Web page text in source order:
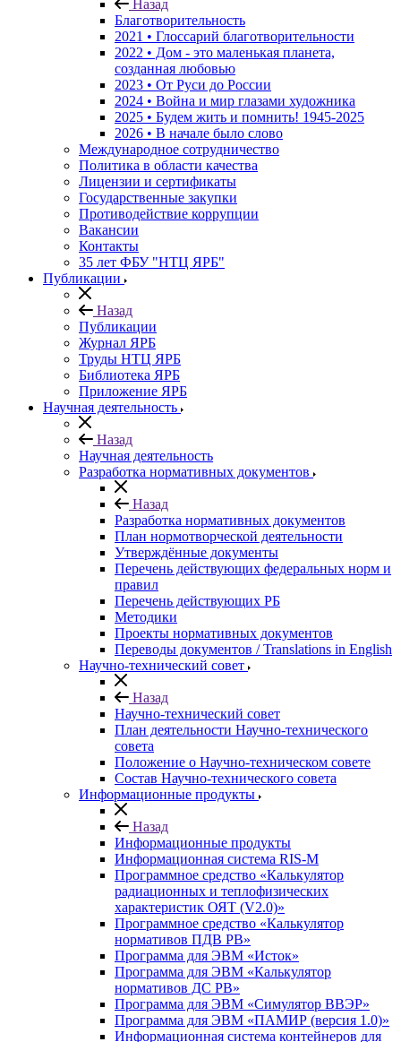
Назад
Благотворительность
2021 • Глоссарий благотворительности
2022 • Дом - это маленькая планета,
созданная любовью
2023 • От Руси до России
2024 • Война и мир глазами художника
2025 • Будем жить и помнить! 1945-2025
2026 • В начале было слово
Международное сотрудничество
Политика в области качества
Лицензии и сертификаты
Государственные закупки
Противодействие коррупции
Вакансии
Контакты
35 лет ФБУ "НТЦ ЯРБ"
Публикации
Назад
Публикации
Журнал ЯРБ
Труды НТЦ ЯРБ
Библиотека ЯРБ
Приложение ЯРБ
Научная деятельность
Назад
Научная деятельность
Разработка нормативных документов
Назад
Разработка нормативных документов
План нормотворческой деятельности
Утверждённые документы
Перечень действующих федеральных норм и
правил
Перечень действующих РБ
Методики
Проекты нормативных документов
Переводы документов / Translations in English
Научно-технический совет
Назад
Научно-технический совет
План деятельности Научно-технического
совета
Положение о Научно-техническом совете
Состав Научно-технического совета
Информационные продукты
Назад
Информационные продукты
Информационная система RIS-M
Программное средство «Калькулятор
радиационных и теплофизических
характеристик ОЯТ (V2.0)»
Программное средство «Калькулятор
нормативов ПДВ РВ»
Программа для ЭВМ «Исток»
Программа для ЭВМ «Калькулятор
нормативов ДС РВ»
Программа для ЭВМ «Симулятор ВВЭР»
Программа для ЭВМ «ПАМИР (версия 1.0)»
Информационная система контейнеров для